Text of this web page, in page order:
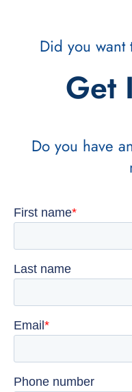
Did you
Get
Do you have